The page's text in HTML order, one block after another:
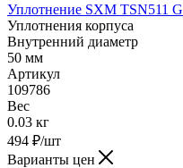
Уплотнение SXM TSN511 G
Уплотнения корпуса
Внутренний диаметр
50 мм
Артикул
109786
Вес
0.03 кг
494 ₽/шт
Варианты цен